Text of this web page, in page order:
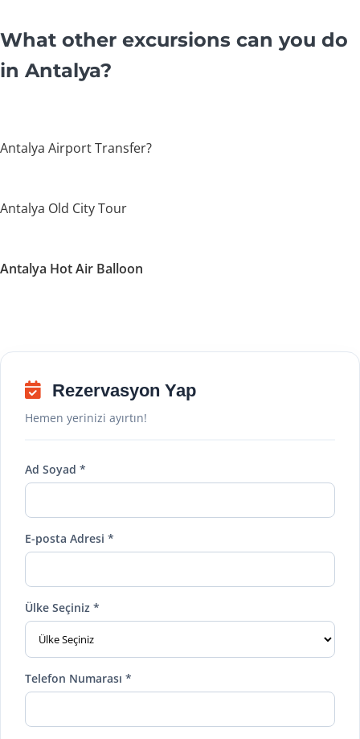
What other excursions can you do
in Antalya?
Antalya Airport Transfer?
Antalya Old City Tour
Antalya Hot Air Balloon
Rezervasyon Yap
Hemen yerinizi ayırtın!
Ad Soyad *
E-posta Adresi *
Ülke Seçiniz *
Telefon Numarası *